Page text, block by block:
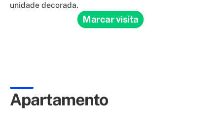
unidade decorada.
Marcar visita
Apartamento